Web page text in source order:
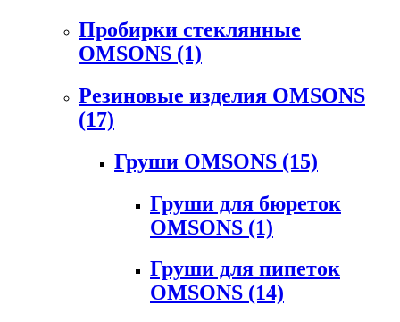
Пробирки стеклянные
OMSONS (1)
Резиновые изделия OMSONS
(17)
Груши OMSONS (15)
Груши для бюреток
OMSONS (1)
Груши для пипеток
OMSONS (14)